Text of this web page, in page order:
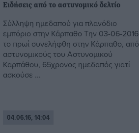
Ειδήσεις από το αστυνομικό δελτίο
Σύλληψη ημεδαπού για πλανόδιο
εμπόριο στην Κάρπαθο Την 03-06-2016
το πρωί συνελήφθη στην Κάρπαθο, από
αστυνομικούς του Αστυνομικού
Καρπάθου, 65χρονος ημεδαπός γιατί
ασκούσε ...
04.06.16, 14:04